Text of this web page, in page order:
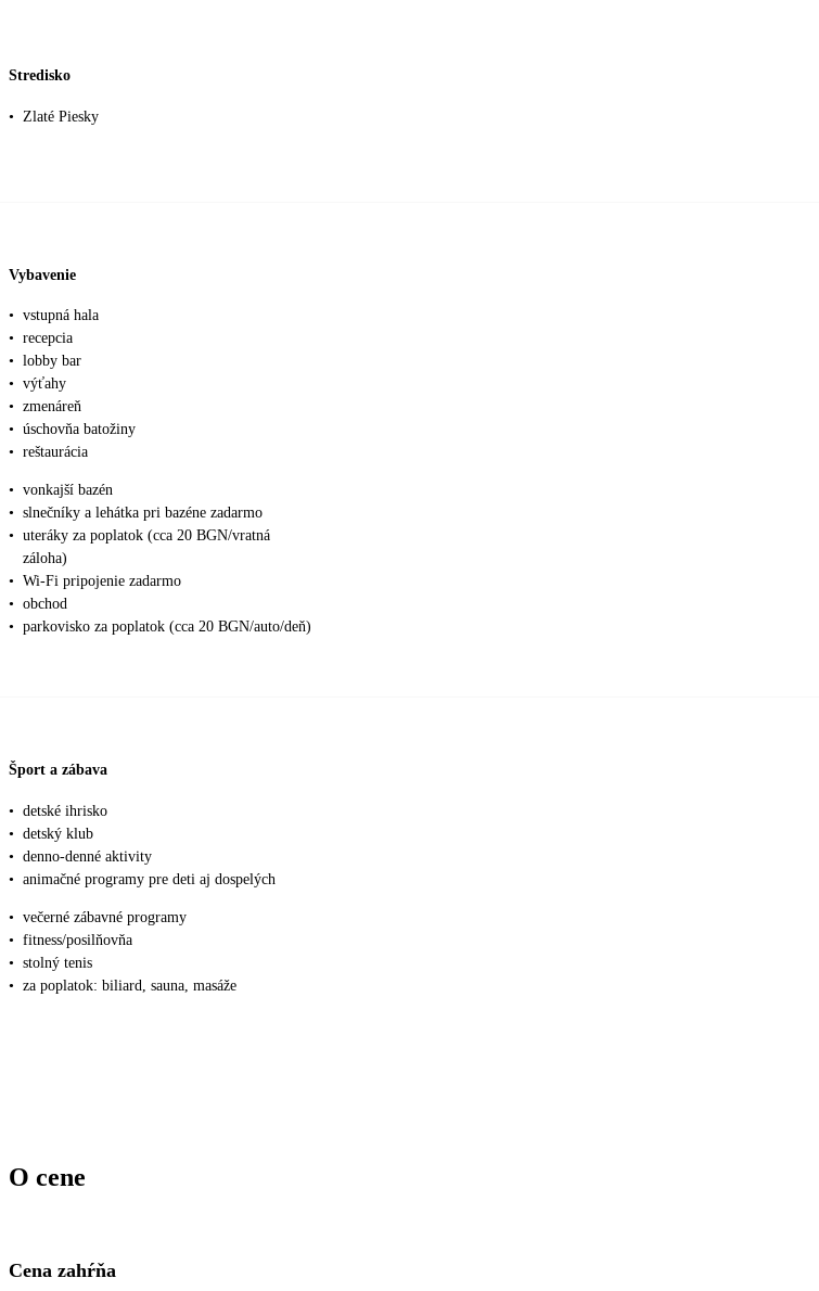
Stredisko
• Zlaté Piesky
Vybavenie
• vstupná hala
• recepcia
• lobby bar
• výťahy
• zmenáreň
• úschovňa batožiny
• reštaurácia
• vonkajší bazén
• slnečníky a lehátka pri bazéne zadarmo
• uteráky za poplatok (cca 20 BGN/vratná
záloha)
• Wi-Fi pripojenie zadarmo
• obchod
• parkovisko za poplatok (cca 20 BGN/auto/deň)
Šport a zábava
• detské ihrisko
• detský klub
• denno-denné aktivity
• animačné programy pre deti aj dospelých
• večerné zábavné programy
• fitness/posilňovňa
• stolný tenis
• za poplatok: biliard, sauna, masáže
O cene
Cena zahŕňa